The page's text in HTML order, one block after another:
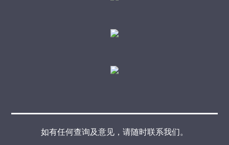
如有任何查询及意见，请随时联系我们。